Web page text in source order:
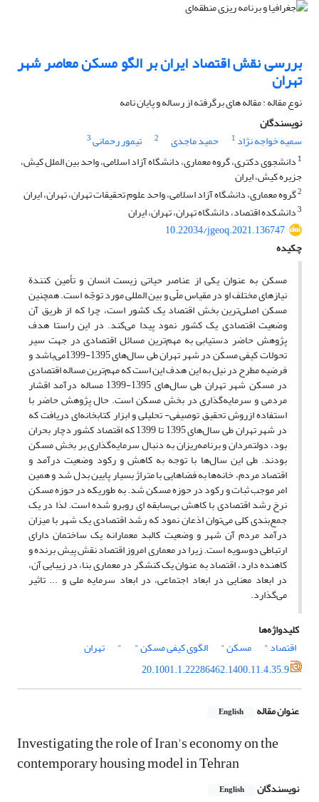
بررسی نقش اقتصاد ایران بر الگو مسکن معاصر شهر
تهران
نوع مقاله : مقاله های برگرفته از رساله و پایان نامه
نویسندگان
سمیه خواجه نژاد 1 حمید ماجدی 2 تیمور رحمانی3
1 دانشجوی دکتری، گروه معماری، دانشگاه آزاد اسلامی، واحد بین الملل کیش،
جزیره کیش، ایران
2گروه معماری، دانشگاه آزاد اسلامی، واحد علوم تحقیقات تهران، تهران، ایران
3دانشکده اقتصاد، دانشگاه تهران، تهران، ایران
10.22034/jgeoq.2021.136747
چکیده
مسکن به عنوان یکی از عناصر حیاتی زیست انسان و تأمین کنندة
نیازهای مختلف او در مقیاس ملّی و بین المللی مورد توجّه است. همچنین
مسکن اصلی‌ترین بخش اقتصاد یک کشور است، چرا که از طریق آن
وضعیت اقتصادی یک کشور نمود پیدا می‌کند. در این راستا هدف
پژوهش حاضر دستیابی به مهم‌ترین مسائل اقتصادی در جهت سیر
تحولات کیفی مسکن در شهر تهران طی سال‌های 1395-1399می‌باشد و
فرضیه مطرح در نیل به این هدف این است که مهم‌ترین مساله اقتصادی
در مسکن شهر تهران طی سال‌های 1395-1399 مساله درآمد اقشار
مردمی و سرمایه‌گذاری در بخش مسکن است. حال پژوهش حاضر با
استفاده ازروش تحقیق توصیفی- تحلیلی و ابزار کتابخانه‌ای دریافت که
در شهر تهران طی سال‌های 1395 تا 1399 که اقتصاد کشور دچار بحران
بود، دولتمردان و برنامه‌ریزان به دنبال سرمایه‌گذاری بر بخش مسکن
بودند. طی این سال‌ها با توجه به کاهش و رکود وضعیت درآمد و
اقتصاد مردم، خانه‌ها به فضاهایی با متراژ بسیار پایین بدل شد و همین
امر موجب ثبات و رکود در حوزه مسکن شد. به طوریکه در حوزه مسکن
نرخ رشد اقتصادی با کاهش بی‌سابقه ای روبرو شده است. لذا در یک
جمع‌بندی کلی می‌توان اذعان نمود که رشد اقتصادی یک شهر با میزان
درآمد مردم آن شهر و وضعیت کالبد معمارانه یک ساختمان دارای
ارتباطی دوسویه است. زیرا در معماری امروز اقتصاد نقش پیش برنده و
کاهنده دارد، اقتصاد به عنوان یک کنشگر در معماری بنا، در زیبایی آن،
در ابعاد معنایی در ابعاد اجتماعی، در ابعاد سرمایه ملی و ... تاثیر
می‌گذارد.
کلیدواژه‌ها
اقتصاد "
مسکن " الگوی کیفی مسکن " "
تهران
20.1001.1.22286462.1400.11.4.35.9
عنوان مقاله English
Investigating the role of Iran's economy on the
contemporary housing model in Tehran
نویسندگان English